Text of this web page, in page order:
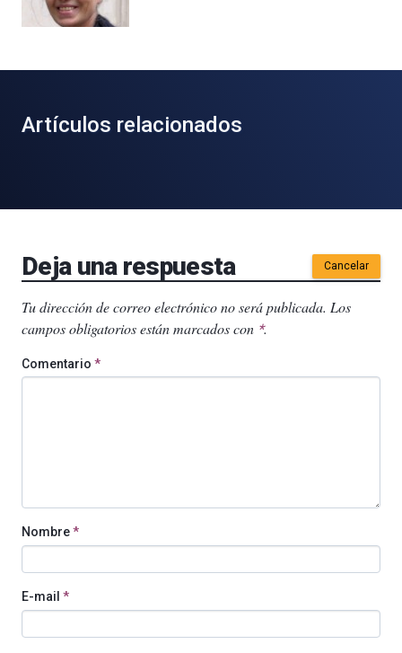
Artículos relacionados
Deja una respuesta Cancelar
Tu dirección de correo electrónico no será publicada. Los
campos obligatorios están marcados con *.
Comentario *
Nombre*
E-mail *